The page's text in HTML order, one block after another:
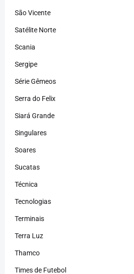
São Vicente
Satélite Norte
Scania
Sergipe
Série Gêmeos
Serra do Felix
Siará Grande
Singulares
Soares
Sucatas
Técnica
Tecnologias
Terminais
Terra Luz
Thamco
Times de Futebol